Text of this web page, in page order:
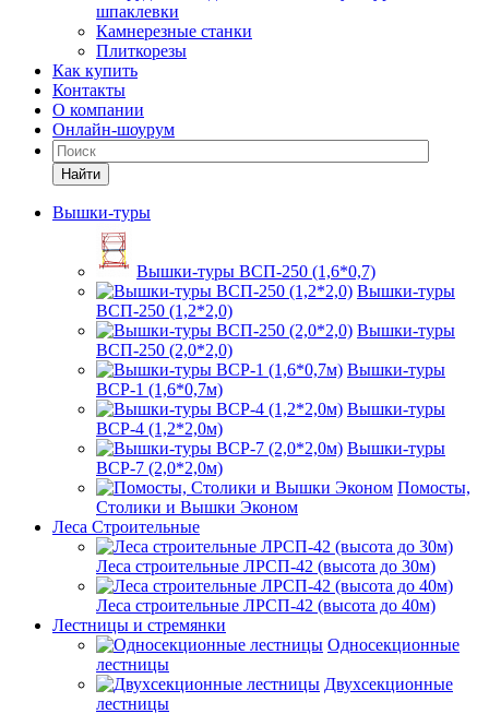
шпаклевки
Камнерезные станки
Плиткорезы
Как купить
Контакты
О компании
Онлайн-шоурум
Найти
Вышки-туры
Вышки-туры ВСП-250 (1,6*0,7)
Вышки-туры
ВСП-250 (1,2*2,0)
Вышки-туры
ВСП-250 (2,0*2,0)
Вышки-туры
ВСР-1 (1,6*0,7м)
Вышки-туры
ВСР-4 (1,2*2,0м)
Вышки-туры
ВСР-7 (2,0*2,0м)
Помосты,
Столики и Вышки Эконом
Леса Строительные
Леса строительные ЛРСП-42 (высота до 30м)
Леса строительные ЛРСП-42 (высота до 40м)
Лестницы и стремянки
Односекционные
лестницы
Двухсекционные
лестницы